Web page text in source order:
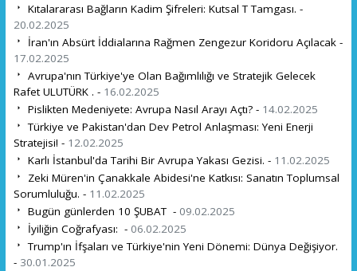
Kıtalararası Bağların Kadim Şifreleri: Kutsal T Tamgası. -
20.02.2025
İran'ın Absürt İddialarına Rağmen Zengezur Koridoru Açılacak -
17.02.2025
Avrupa'nın Türkiye'ye Olan Bağımlılığı ve Stratejik Gelecek
Rafet ULUTÜRK . - 16.02.2025
Pislikten Medeniyete: Avrupa Nasıl Arayı Açtı? - 14.02.2025
Türkiye ve Pakistan'dan Dev Petrol Anlaşması: Yeni Enerji
Stratejisi! - 12.02.2025
Karlı İstanbul'da Tarihi Bir Avrupa Yakası Gezisi. - 11.02.2025
Zeki Müren'in Çanakkale Abidesi'ne Katkısı: Sanatın Toplumsal
Sorumluluğu. - 11.02.2025
Bugün günlerden 10 ŞUBAT - 09.02.2025
İyiliğin Coğrafyası: - 06.02.2025
Trump'ın İfşaları ve Türkiye'nin Yeni Dönemi: Dünya Değişiyor.
- 30.01.2025